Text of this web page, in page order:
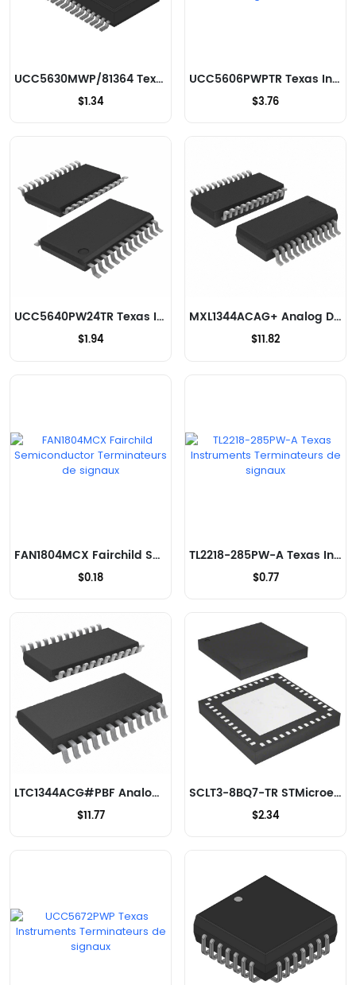
UCC5630MWP/81364 Texas Instruments Terminateurs de signaux
$1.34
UCC5606PWPTR Texas Instruments Terminateurs de signaux
$3.76
UCC5640PW24TR Texas Instruments Terminateurs de signaux
$1.94
MXL1344ACAG+ Analog Devices Inc./Maxim Integrated Terminateurs de signaux
$11.82
FAN1804MCX Fairchild Semiconductor Terminateurs de signaux
$0.18
TL2218-285PW-A Texas Instruments Terminateurs de signaux
$0.77
LTC1344ACG#PBF Analog Devices Inc. Terminateurs de signaux
$11.77
SCLT3-8BQ7-TR STMicroelectronics Terminateurs de signaux
$2.34